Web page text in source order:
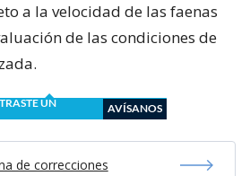
a la velocidad de las faenas
de las condiciones de
UN
AVÍSANOS
de correcciones